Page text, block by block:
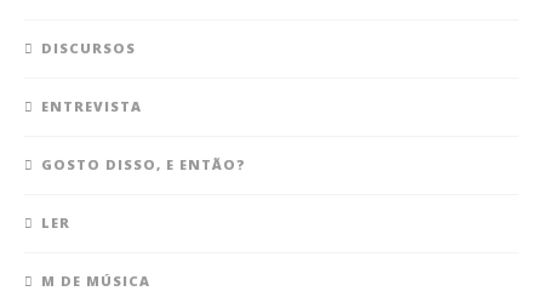
DISCURSOS
ENTREVISTA
GOSTO DISSO, E ENTÃO?
LER
M DE MÚSICA